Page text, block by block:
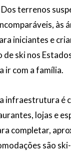
terrenos
às
iniciantes e
de ski nos
ir com a família.
infraestrutura é
lojas e
completar,
são